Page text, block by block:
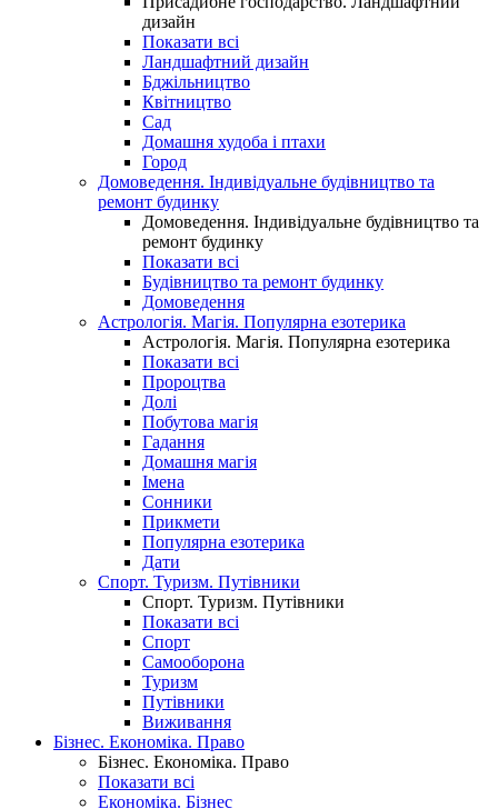
дизайн
Показати всі
Ландшафтний дизайн
Бджільництво
Квітництво
Сад
Домашня худоба і птахи
Город
Домоведення. Індивідуальне будівництво та
ремонт будинку
Домоведення. Індивідуальне будівництво та
ремонт будинку
Показати всі
Будівництво та ремонт будинку
Домоведення
Астрологія. Магія. Популярна езотерика
Астрологія. Магія. Популярна езотерика
Показати всі
Пророцтва
Долі
Побутова магія
Гадання
Домашня магія
Імена
Сонники
Прикмети
Популярна езотерика
Дати
Спорт. Туризм. Путівники
Спорт. Туризм. Путівники
Показати всі
Спорт
Самооборона
Туризм
Путівники
Виживання
Бізнес. Економіка. Право
Бізнес. Економіка. Право
Показати всі
Економіка. Бізнес